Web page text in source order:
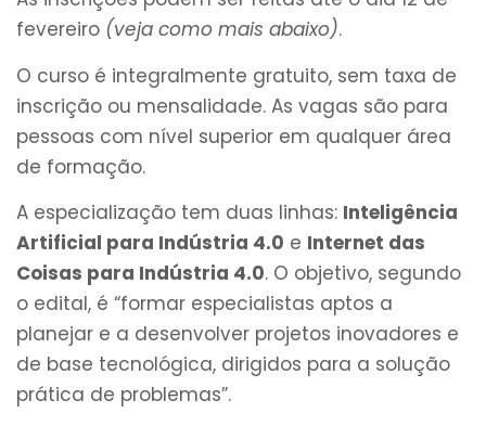
fevereiro (veja como mais abaixo).
O curso é integralmente gratuito, sem taxa de
inscrição ou mensalidade. As vagas são para
pessoas com nível superior em qualquer área
de formação.
A especialização tem duas linhas: Inteligência
Artificial para Indústria 4.0 e Internet das
Coisas para Indústria 4.0. O objetivo, segundo
o edital, é “formar especialistas aptos a
planejar e a desenvolver projetos inovadores e
de base tecnológica, dirigidos para a solução
prática de problemas”.